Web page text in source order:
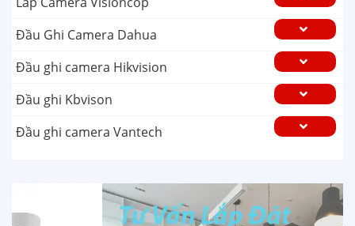
Đầu Ghi Camera Dahua
Đầu ghi camera Hikvision
Đầu ghi Kbvison
Đầu ghi camera Vantech